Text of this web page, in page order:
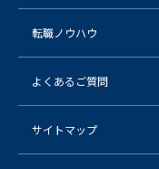
転職ノウハウ
よくあるご質問
サイトマップ